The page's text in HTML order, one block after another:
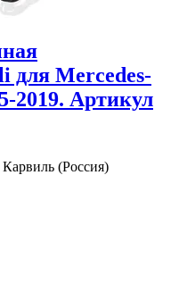
для Mercedes-
2019. Артикул
(Россия)